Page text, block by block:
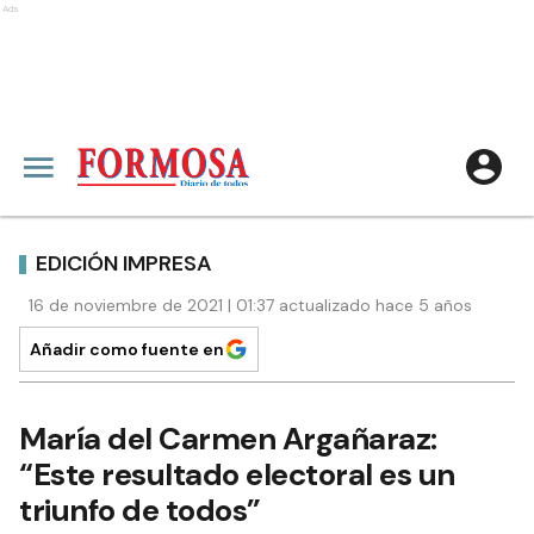
Ads
EDICIÓN IMPRESA
16 de noviembre de 2021 | 01:37 actualizado hace 5 años
Añadir como fuente en
María del Carmen Argañaraz:
“Este resultado electoral es un
triunfo de todos”